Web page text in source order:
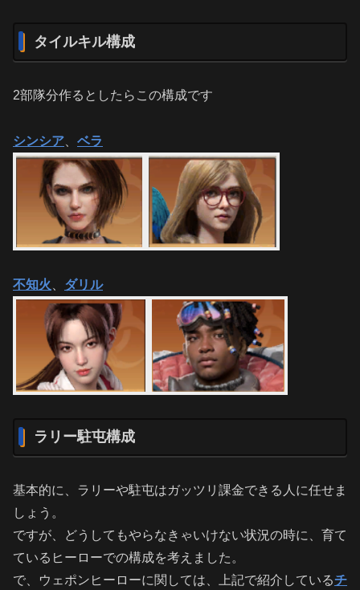
タイルキル構成
2部隊分作るとしたらこの構成です
シンシア ベラ
不知火 ダリル
ラリー駐屯構成
基本的に、ラリーや駐屯はガッツリ課金できる人に任せま
しょう。
ですが、どうしてもやらなきゃいけない状況の時に、育て
ているヒーローでの構成を考えました。
で、ウェポンヒーローに関しては、上記で紹介しているチ